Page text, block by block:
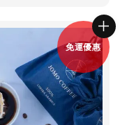
免運優惠